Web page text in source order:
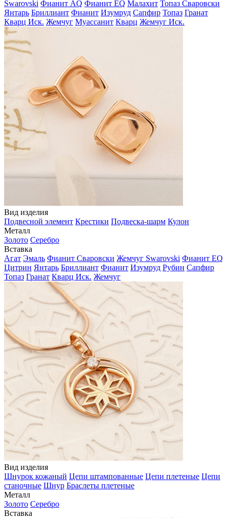
Swarovski Фианит AQ Фианит EQ Малахит Топаз Сваровски
Янтарь Бриллиант Фианит Изумруд Сапфир Топаз Гранат
Кварц Иск. Жемчуг Муассанит Кварц Жемчуг Иск.
Вид изделия
Подвесной элемент Крестики Подвеска-шарм Кулон
Металл
Золото Серебро
Вставка
Агат Эмаль Фианит Сваровски Жемчуг Swarovski Фианит EQ
Цитрин Янтарь Бриллиант Фианит Изумруд Рубин Сапфир
Топаз Гранат Кварц Иск. Жемчуг
Вид изделия
Шнурок кожаный Цепи штампованные Цепи плетеные Цепи
станочные Шнур Браслеты плетеные
Металл
Золото Серебро
Вставка